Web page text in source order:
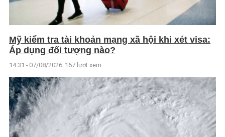
Mỹ kiểm tra tài khoản mạng xã hội khi xét visa:
Áp dụng đối tượng nào?
14:31 - 07/08/2026 167 lượt xem